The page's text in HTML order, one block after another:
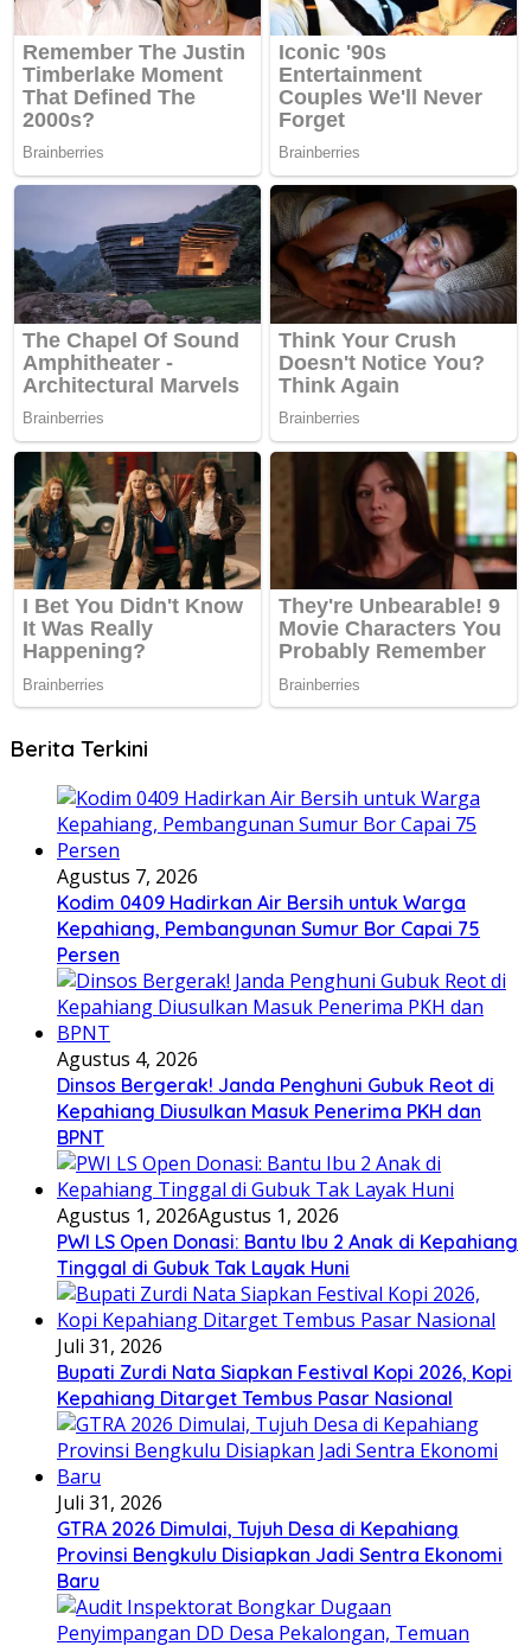
Berita Terkini
Agustus 7, 2026
Kodim 0409 Hadirkan Air Bersih untuk Warga
Kepahiang, Pembangunan Sumur Bor Capai 75
Persen
Agustus 4, 2026
Dinsos Bergerak! Janda Penghuni Gubuk Reot di
Kepahiang Diusulkan Masuk Penerima PKH dan
BPNT
Agustus 1, 2026Agustus 1, 2026
PWI LS Open Donasi: Bantu Ibu 2 Anak di Kepahiang
Tinggal di Gubuk Tak Layak Huni
Juli 31, 2026
Bupati Zurdi Nata Siapkan Festival Kopi 2026, Kopi
Kepahiang Ditarget Tembus Pasar Nasional
Juli 31, 2026
GTRA 2026 Dimulai, Tujuh Desa di Kepahiang
Provinsi Bengkulu Disiapkan Jadi Sentra Ekonomi
Baru